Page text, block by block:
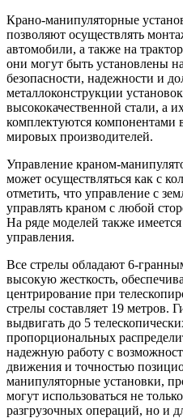
Крано-манипуляторные
позволяют осуществлять
автомобили, а также на
они могут быть установлены
безопасности, надежности и
металлоконструкции
высококачественной стали, а
комплектуются компонентами
мировых производителей.
Управление краном-
может осуществляться как с
отметить, что управление с
управлять краном с любой
На ряде моделей также
управления.
Все стрелы обладают 6-
высокую жесткость,
центрирование при
стрелы составляет 19 метров.
выдвигать до 5
пропорциональных
надежную работу с
движения и точностью
манипуляторные установки,
могут использоваться не
разгрузочных операций, но и